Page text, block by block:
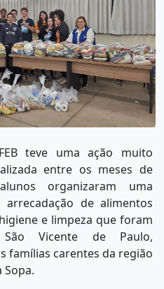
teve uma ação muito
entre os meses de
organizaram uma
de alimentos
e limpeza que foram
Vicente de Paulo,
famílias carentes da região